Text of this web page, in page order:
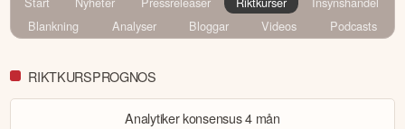
Blankning
Analyser Bloggar Videos Podcasts
RIKTKURSPROGNOS
Analytiker konsensus4 mån